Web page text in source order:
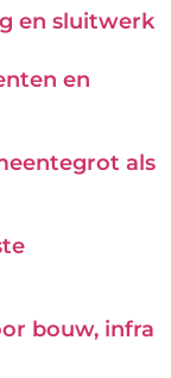
en sluitwerk
en
als
bouw, infra